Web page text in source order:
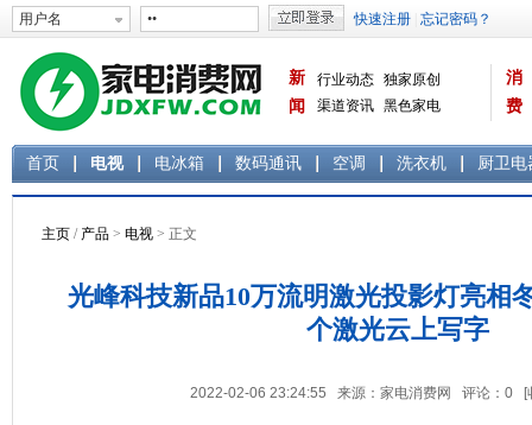
新
闻
行业动态 独家原创
渠道资讯 黑色家电
消
费
首页 电视 电冰箱 数码通讯 空调 洗衣机 厨卫电
主页 / 产品 > 电视 > 正文
光峰科技新品10万流明激光投影灯亮相
个激光云上写字
2022-02-06 23:24:55 来源：家电消费网 评论： 0 [